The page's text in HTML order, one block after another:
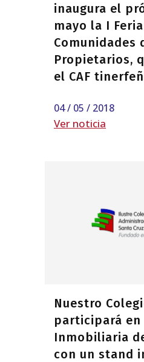
inaugura el
mayo la I
Comunidades
Propietarios,
el CAF
04 / 05 / 2018
Ver noticia
Nuestro
participará en
Inmobiliaria
con un stand